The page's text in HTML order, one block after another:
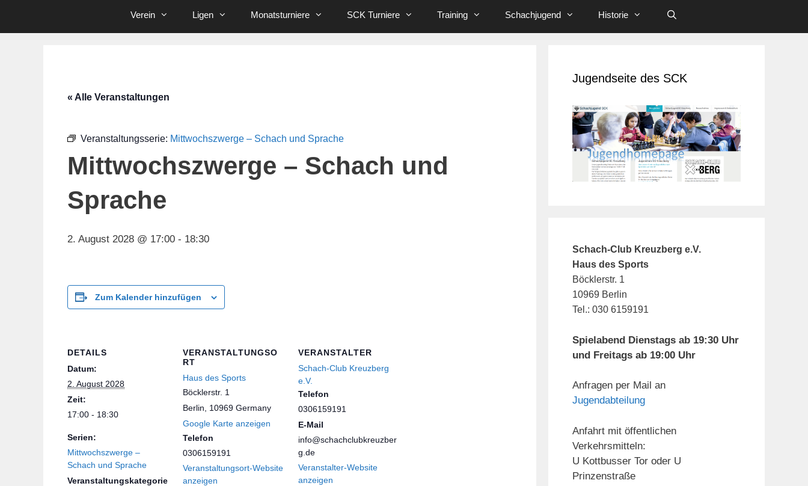
Verein Ligen Monatsturniere SCK Turniere Training Schachjugend Historie
« Alle Veranstaltungen
Veranstaltungsserie: Mittwochszwerge – Schach und Sprache
Mittwochszwerge – Schach und
Sprache
2. August 2028 @ 17:00 - 18:30
Zum Kalender hinzufügen
DETAILS
Datum:
2. August 2028
Zeit:
17:00 - 18:30
Serien:
Mittwochszwerge –
Schach und Sprache
Veranstaltungskategorie
VERANSTALTUNGSO
RT
Haus des Sports
Böcklerstr. 1
Berlin
10969 Germany
Google Karte anzeigen
Telefon
0306159191
Veranstaltungsort-Website
anzeigen
VERANSTALTER
Schach-Club Kreuzberg
e.V.
Telefon
0306159191
E-Mail
info@schachclubkreuzber
g.de
Veranstalter-Website
anzeigen
Jugendseite des SCK
Schach-Club Kreuzberg e.V.
Haus des Sports
Böcklerstr. 1
10969 Berlin
Tel.: 030 6159191
Spielabend Dienstags ab 19:30 Uhr
und Freitags ab 19:00 Uhr
Anfragen per Mail an
Jugendabteilung
Anfahrt mit öffentlichen
Verkehrsmitteln:
U Kottbusser Tor oder U
Prinzenstraße